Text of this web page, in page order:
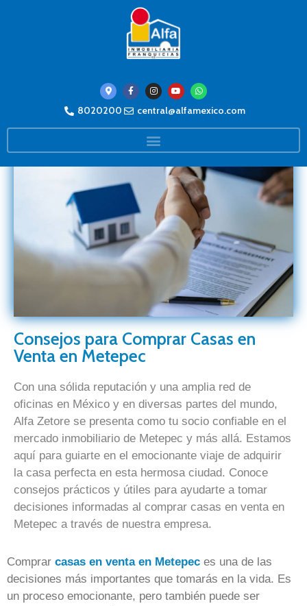
8020200 central@alfamexico.com
Consejos para Comprar Casas en
Venta en Metepec
Con una sólida reputación y una amplia red de
oficinas en México y en diversas partes del mundo,
Alfa Zetore se presenta como tu socio confiable en el
mercado inmobiliario de Metepec y más allá. Estamos
aquí para guiarte en el emocionante viaje de adquirir
la casa perfecta en esta hermosa ciudad. Conoce
consejos prácticos y útiles para ayudarte a tomar
decisiones informadas al comprar casas en venta en
Metepec a través de nuestra empresa.
Comprar casas en venta en Metepec es una de las
decisiones más importantes que tomarás en la vida. Es
un proceso emocionante, pero también puede ser